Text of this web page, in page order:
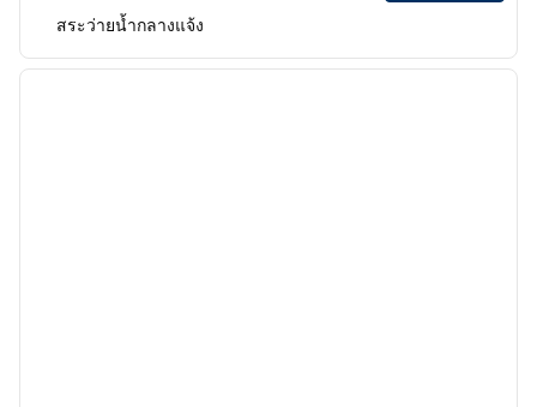
สระว่ายน้ำกลางแจ้ง
1 จาก 11
ภาพถั